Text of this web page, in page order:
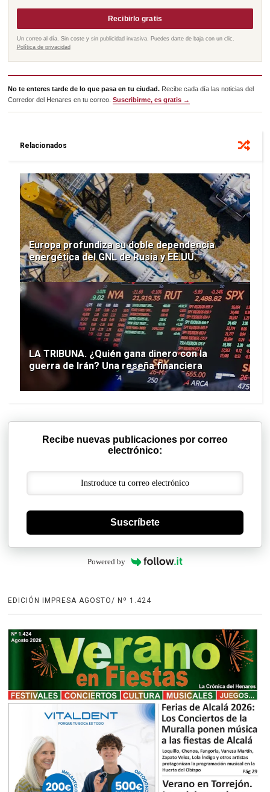
Recibirlo gratis
Un correo al día. Sin coste y sin publicidad invasiva. Puedes darte de baja con un clic.
Política de privacidad
No te enteres tarde de lo que pasa en tu ciudad. Recibe cada día las noticias del
Corredor del Henares en tu correo.Suscribirme, es gratis →
Relacionados
Europa profundiza su doble dependencia
energética del GNL de Rusia y EE.UU.
LA TRIBUNA. ¿Quién gana dinero con la
guerra de Irán? Una reseña financiera
Recibe nuevas publicaciones por correo
electrónico:
Suscríbete
Powered by
EDICIÓN IMPRESA AGOSTO/ Nº 1.424